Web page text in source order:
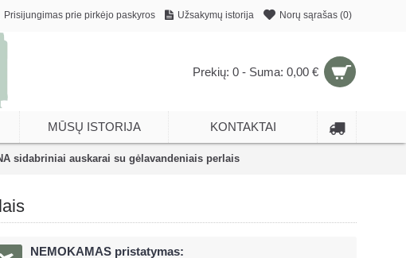
Prisijungimas prie pirkėjo paskyros Užsakymų istorija Norų sąrašas (0)
Prekių: 0 - Suma: 0,00 €
MŪSŲ ISTORIJA KONTAKTAI
sidabriniai auskarai su gėlavandeniais perlais
NEMOKAMAS pristatymas: